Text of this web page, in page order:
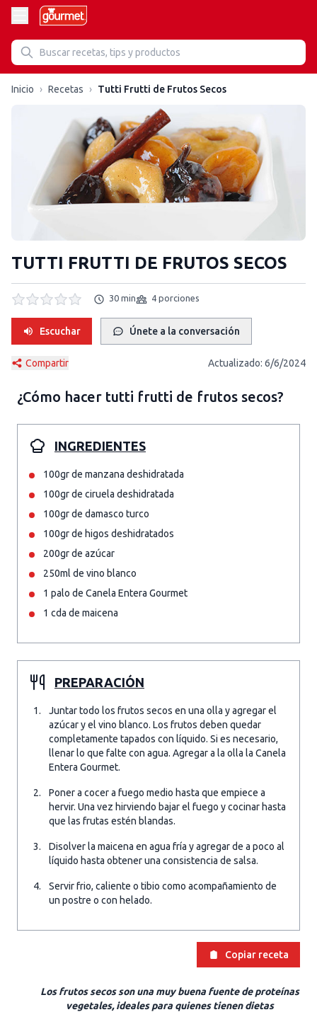
Inicio › Recetas › Tutti Frutti de Frutos Secos
TUTTI FRUTTI DE FRUTOS SECOS
30 min 4 porciones
Escuchar Únete a la conversación
Compartir Actualizado: 6/6/2024
¿Cómo hacer tutti frutti de frutos secos?
INGREDIENTES
100gr de manzana deshidratada
100gr de ciruela deshidratada
100gr de damasco turco
100gr de higos deshidratados
200gr de azúcar
250ml de vino blanco
1 palo de Canela Entera Gourmet
1 cda de maicena
PREPARACIÓN
Juntar todo los frutos secos en una olla y agregar el
azúcar y el vino blanco. Los frutos deben quedar
completamente tapados con líquido. Si es necesario,
llenar lo que falte con agua. Agregar a la olla la Canela
Entera Gourmet.
Poner a cocer a fuego medio hasta que empiece a
hervir. Una vez hirviendo bajar el fuego y cocinar hasta
que las frutas estén blandas.
Disolver la maicena en agua fría y agregar de a poco al
líquido hasta obtener una consistencia de salsa.
Servir frio, caliente o tibio como acompañamiento de
un postre o con helado.
Copiar receta
Los frutos secos son una muy buena fuente de proteínas
vegetales, ideales para quienes tienen dietas